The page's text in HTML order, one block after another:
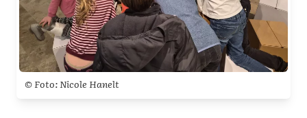
© Foto: Nicole Hanelt